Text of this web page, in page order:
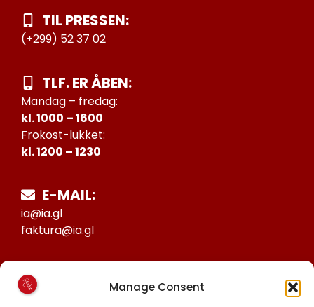
Manage Consent
TIL PRESSEN:
(+299) 52 37 02
TLF. ER ÅBEN:
Mandag – fredag:
kl. 1000 – 1600
Frokost-lukket:
kl. 1200 – 1230
E-MAIL:
ia@ia.gl
faktura@ia.gl
25027388